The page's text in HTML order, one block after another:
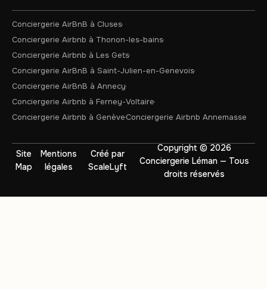
Conciergerie AirBnB à Cluses
Conciergerie Airbnb à Thonon-les-bains
Conciergerie Airbnb à Les Gets
Conciergerie AirBnB à Saint-Julien-en-Genevois
Conciergerie AirBnB à Annecy
Conciergerie Airbnb à Ferney-Voltaire
Conciergerie Airbnb à GenèveConciergerie Airbnb Annemasse
Copyright © 2026
Conciergerie Léman — Tous
droits réservés
Site
Map
Mentions
légales
Créé par
ScaleLyft